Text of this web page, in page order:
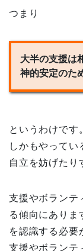
つまり
大半の支援は
神的安定のた
というわけです。
しかもやってい
自立を妨げたり
支援やボランテ
る傾向にありま
を認識する必要
支援やボランテ